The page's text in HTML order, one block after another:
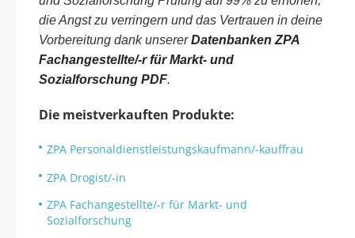
die Angst zu verringern und das Vertrauen in deine
Vorbereitung dank unsererDatenbanken ZPA
Fachangestellte/-r für Markt- und
Sozialforschung PDF.
Die meistverkauften Produkte:
ZPA Personaldienstleistungskaufmann/-kauffrau
ZPA Drogist/-in
ZPA Fachangestellte/-r für Markt- und
Sozialforschung